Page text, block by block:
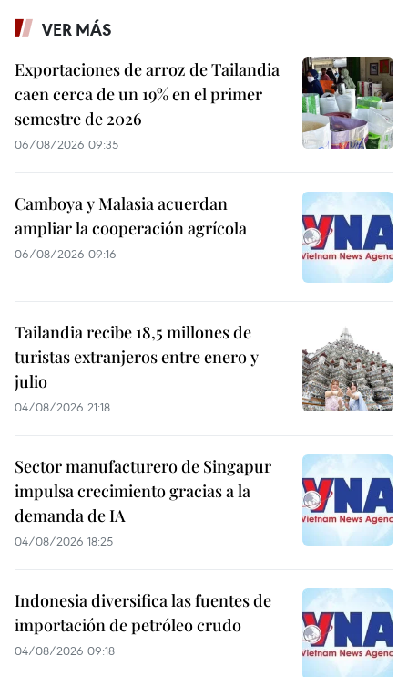
VER MÁS
Exportaciones de arroz de Tailandia
caen cerca de un 19% en el primer
semestre de 2026
06/08/2026 09:35
Camboya y Malasia acuerdan
ampliar la cooperación agrícola
06/08/2026 09:16
Tailandia recibe 18,5 millones de
turistas extranjeros entre enero y
julio
04/08/2026 21:18
Sector manufacturero de Singapur
impulsa crecimiento gracias a la
demanda de IA
04/08/2026 18:25
Indonesia diversifica las fuentes de
importación de petróleo crudo
04/08/2026 09:18